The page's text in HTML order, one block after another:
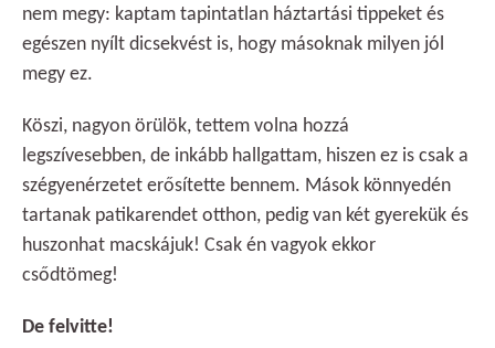
nem megy: kaptam tapintatlan háztartási tippeket és
egészen nyílt dicsekvést is, hogy másoknak milyen jól
megy ez.
Köszi, nagyon örülök, tettem volna hozzá
legszívesebben, de inkább hallgattam, hiszen ez is csak a
szégyenérzetet erősítette bennem. Mások könnyedén
tartanak patikarendet otthon, pedig van két gyerekük és
huszonhat macskájuk! Csak én vagyok ekkor
csődtömeg!
De felvitte!